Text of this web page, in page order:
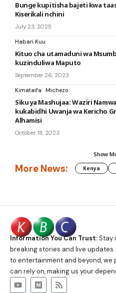
Bunge kupitisha bajeti kwa
Kiserikali nchini
July 23, 2025
Habari Kuu
Kituo cha utamaduni wa
kuzinduliwa Maputo
September 26, 2023
Kimataifa Michezo
Siku ya Mashujaa: Waziri
kukabidhi Uwanja wa Kericho
Alhamisi
October 18, 2023
Show
More News: Kenya
Information You Can Trust:Stay
breaking stories and live
to entertainment and beyond,
can rely on, making us your